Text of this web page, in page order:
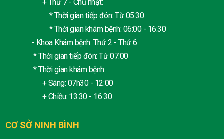
+ Thứ 7 - Chủ nhật:
* Thời gian tiếp đón: Từ 05:30
* Thời gian khám bệnh: 06:00 - 16:30
- Khoa Khám bệnh: Thứ 2 - Thứ 6
* Thời gian tiếp đón: Từ 07:00
* Thời gian khám bệnh:
+ Sáng: 07h30 - 12:00
+ Chiều: 13:30 - 16:30
CƠ SỞ NINH BÌNH